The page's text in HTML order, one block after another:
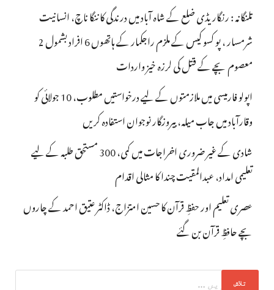
تلنگانہ : رنگاریڈی ضلع کے شاہ آباد میں درندگی کا ننگا ناچ، انسانیت
شرمسار ، پو کسو کیس کے ملزم راجکمار کے ہاتھوں 6 افراد بشمول 2
معصوم بچے کے قتل کی لرزہ خیز واردات
اپولو فارمیسی میں ملازمتوں کے لیے درخواستیں مطلوب، 10 جولائی کو
وقارآباد میں جاب میلہ، بیروزگار نوجوان استفادہ کریں
شادی کے غیر ضروری اخراجات میں کمی، 300 مستحق طلبہ کے لیے
تعلیمی امداد، عبدالمقیت چندا کا مثالی اقدام
عصری تعلیم اور حفظِ قرآن کا حسین امتزاج، ڈاکٹر عتیق احمد کے چاروں
بچے حافظِ قرآن بن گئے